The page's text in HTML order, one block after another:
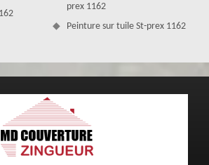
du 1162
couvreur rénovation de toiture à St-
commercial, résidentiel, église,
établissement puisse manier tous
prex 1162
Peinture sur tuile St-prex 1162